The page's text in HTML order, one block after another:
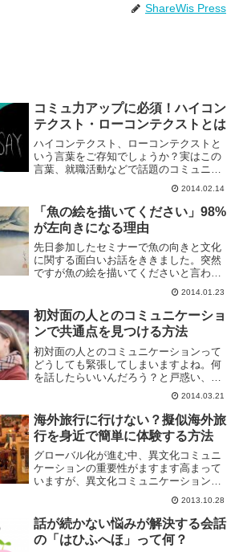
ShareWis Press
コミュ力アップに必須！ハイコン
テクスト・ローコンテクストとは
ハイコンテクスト、ローコンテクストと
いう言葉をご存知でしょうか？実はこの
言葉、就職活動などで話題のコミュニケ
ーション力（コミュ力）に大きく関係す
る大事な考え方なんです！ハイコンテク
スト、ローコンテクストとはハイコンテ
クスト、ローコンテクスト...
2014.02.14
「魚の絵を描いてください」98%
が左向きになる理由
先日参加したセミナーで魚の向きと文化
に関する面白いお話をききました。突然
ですが魚の絵を描いてくださいと言われ
たら、あなたならどんな魚を描くでしょ
う？絵の上手下手は別として、ほとんど
の人が頭が左向きになっているような魚
の絵を描くことが分かって...
2014.01.23
初対面の人とのコミュニケーショ
ンで共通点を見つける方法
初対面の人とのコミュニケーションって
どうしても緊張してしまいますよね。何
を話したらいいんだろう？と戸惑い、ど
んな話を振ったらいいか？会話の切り口
を見つけるのも一苦労。本日は初対面の
人とのコミュニケーションをスムーズに
進めるコツをご紹介します...
2014.03.21
海外旅行に行けない？擬似海外旅
行を身近で簡単に体験する方法
グローバル化が進む中、異文化コミュニ
ケーションの重要性がますます高まって
いますが、異文化コミュニケーションを
体験する機会ってなかなかないですよ
ね。もちろん、海外旅行に行って、現地
の人と触れ合えばできるかもしれません
が、海外旅行に行くには時間...
2013.10.28
話が続かない悩みが解決する会話
の「はひふへほ」って何？